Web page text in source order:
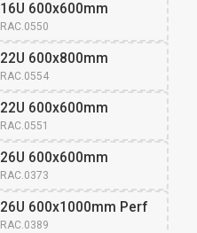
16U 600x600mm
RAC.0550
22U 600x800mm
RAC.0554
22U 600x600mm
RAC.0551
26U 600x600mm
RAC.0373
26U 600x1000mm Perf
RAC.0389